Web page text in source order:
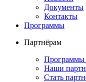
Документы
Контакты
Программы
Партнёрам
Программы
Наши
Стать